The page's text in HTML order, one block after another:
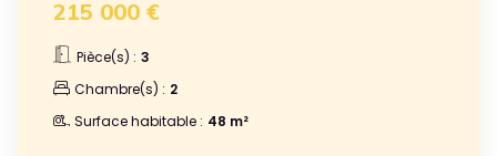
215 000 €
Pièce(s) : 3
Chambre(s) : 2
Surface habitable : 48 m²